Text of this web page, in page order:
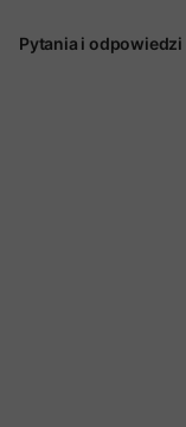
Pytania i odpowiedzi